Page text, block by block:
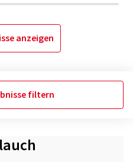
anzeigen
filtern